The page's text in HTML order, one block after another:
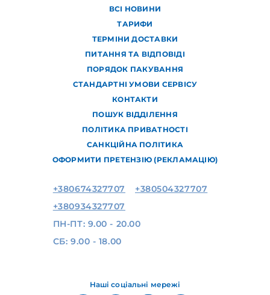
ВСІ НОВИНИ
ТАРИФИ
ТЕРМІНИ ДОСТАВКИ
ПИТАННЯ ТА ВІДПОВІДІ
ПОРЯДОК ПАКУВАННЯ
СТАНДАРТНІ УМОВИ СЕРВІСУ
КОНТАКТИ
ПОШУК ВІДДІЛЕННЯ
ПОЛІТИКА ПРИВАТНОСТІ
САНКЦІЙНА ПОЛІТИКА
ОФОРМИТИ ПРЕТЕНЗІЮ (РЕКЛАМАЦІЮ)
Наші соціальні мережі
+380674327707
+380504327707
+380934327707
ПН-ПТ: 9.00 - 20.00
СБ: 9.00 - 18.00